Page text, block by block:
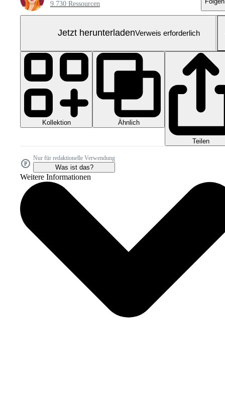
9.730 Ressourcen
Jetzt herunterladenVerweis erforderlich
Kollektion Ähnlich
Teilen
Nur für redaktionelle Verwendung
Was ist das?
Weitere Informationen